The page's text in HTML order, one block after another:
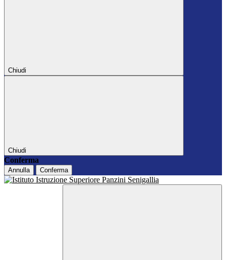
Chiudi
Chiudi
Conferma
Annulla Conferma